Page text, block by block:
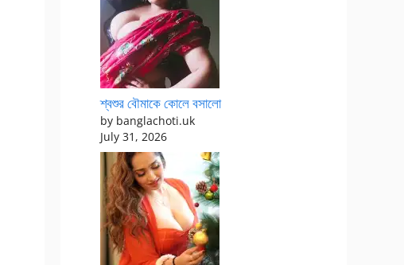
শ্বশুর বৌমাকে কোলে বসালো
by banglachoti.uk
July 31, 2026